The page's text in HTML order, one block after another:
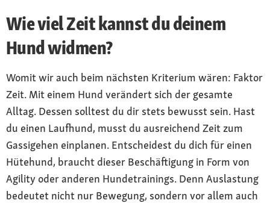
Wie viel Zeit kannst du deinem
Hund widmen?
Womit wir auch beim nächsten Kriterium wären: Faktor
Zeit. Mit einem Hund verändert sich der gesamte
Alltag. Dessen solltest du dir stets bewusst sein. Hast
du einen Laufhund, musst du ausreichend Zeit zum
Gassigehen einplanen. Entscheidest du dich für einen
Hütehund, braucht dieser Beschäftigung in Form von
Agility oder anderen Hundetrainings. Denn Auslastung
bedeutet nicht nur Bewegung, sondern vor allem auch